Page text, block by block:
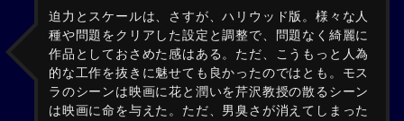
迫力とスケールは、さすが、ハリウッド版。様々な人
種や問題をクリアした設定と調整で、問題なく綺麗に
作品としておさめた感はある。ただ、こうもっと人為
的な工作を抜きに魅せても良かったのではとも。モス
ラのシーンは映画に花と潤いを芹沢教授の散るシーン
は映画に命を与えた。ただ、男臭さが消えてしまった